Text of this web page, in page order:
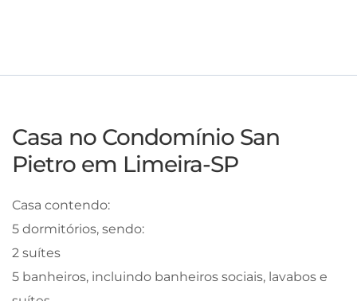
Casa no Condomínio San
Pietro em Limeira-SP
Casa contendo:
5 dormitórios, sendo:
2 suítes
5 banheiros, incluindo banheiros sociais, lavabos e